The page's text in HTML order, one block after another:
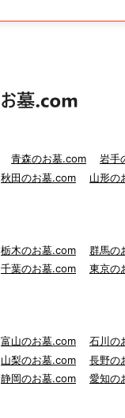
青森のお墓.com
岩手
秋田のお墓.com
山形の
栃木のお墓.com
群馬の
千葉のお墓.com
東京の
富山のお墓.com
石川の
山梨のお墓.com
長野の
静岡のお墓.com
愛知の